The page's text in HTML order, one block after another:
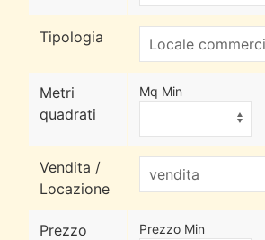
Tipologia
Metri
quadrati
Mq Min
Vendita /
Locazione
Prezzo Prezzo Min